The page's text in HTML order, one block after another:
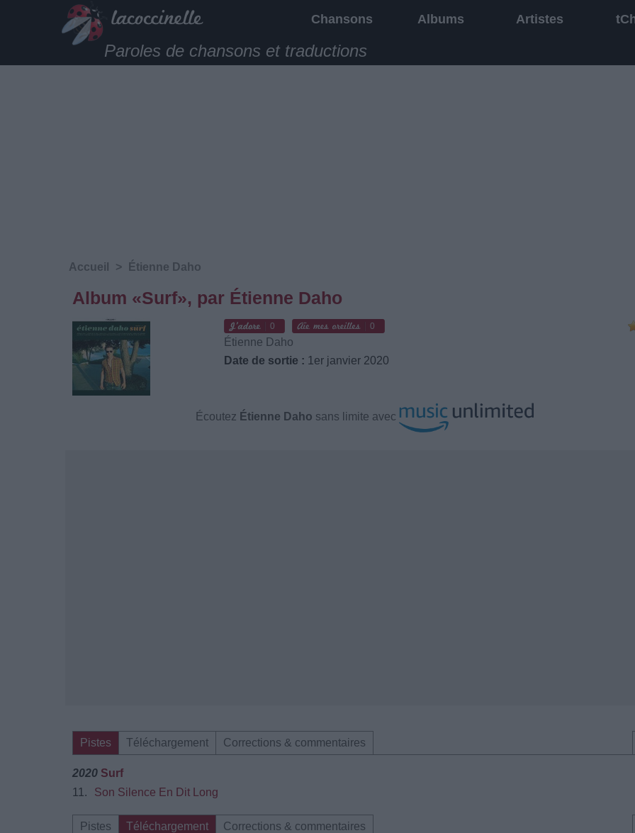
Chansons Albums Artistes
Paroles de chansons et traductions
Accueil > Étienne Daho
Album «Surf», par Étienne Daho
0 0
Étienne Daho
Date de sortie : 1er janvier 2020
Écoutez Étienne Daho sans limite avec
Pistes Téléchargement Corrections & commentaires
2020 Surf
11.
Son Silence En Dit Long
Pistes Téléchargement Corrections & commentaires